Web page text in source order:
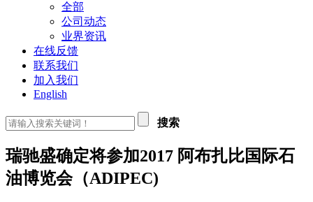
全部
公司动态
业界资讯
在线反馈
联系我们
加入我们
English
搜索
瑞驰盛确定将参加2017 阿布扎比国际石
油博览会（ADIPEC)